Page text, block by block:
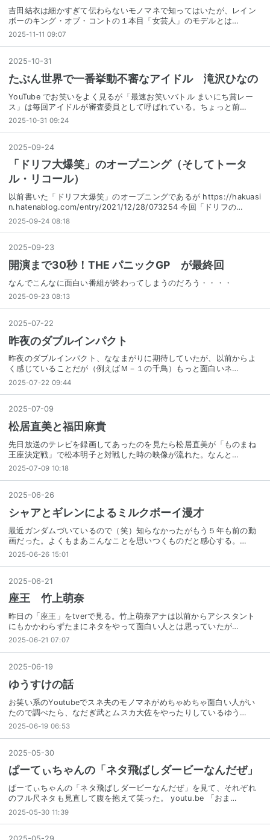
吉田結衣は細かすぎて伝わらないモノマネで知ってはいたが、レイン
ボーのキング・オブ・コントの１本目「女芸人」のモデルとは…
2025-11-11 09:07
2025-10-31
たぶん世界で一番挙動不審なアイドル 滝沢ひなの
YouTube でお笑いをよく見るが「最速お笑いバトル まいにち賞レー
ス」は毎回アイドルが審査委員として呼ばれている。ちょっと前…
2025-10-31 09:24
2025-09-24
「ドリフ大爆笑」のオープニング（そしてトータ
ル・リコール）
以前書いた「ドリフ大爆笑」のオープニングであるが https://hakuasi
n.hatenablog.com/entry/2021/12/28/073254 今回「ドリフの…
2025-09-24 08:18
2025-09-23
開演まで30秒！THE パニックGP が最終回
なんでこんなに面白い番組が終わってしまうのだろう・・・・
2025-09-23 08:13
2025-07-22
昨夜のダブルインパクト
昨夜のダブルインパクト、ななまがりに期待していたが、以前からよ
く感じていることだが（例えばＭ－１の千鳥）もっと面白いネ…
2025-07-22 09:44
2025-07-09
松居直美と福田麻貴
先日放送のテレビを録画してあったのを見たら松居直美が「ものまね
王座決定戦」で松本明子と対戦した時の映像が流れた。なんと…
2025-07-09 10:18
2025-06-26
シャアとギレンによるミルクボーイ漫才
最近ガンダムづいているので（笑）知らなかったがもう５年も前の動
画だった。よくもまあこんなことを思いつくものだと感心する。…
2025-06-26 15:01
2025-06-21
座王 竹上萌奈
昨日の「座王」をtverで見る。竹上萌奈アナは以前からアシスタント
にもかかわらずたまにネタをやって面白い人とは思っていたが…
2025-06-21 07:07
2025-06-19
ゆうすけの話
お笑い系のYoutubeでスネ夫のモノマネがめちゃめちゃ面白い人がい
たので調べたら、なだぎ武とムスカ大佐をやったりしているゆう…
2025-06-19 06:53
2025-05-30
ぱーてぃちゃんの「ネタ飛ばしダービーなんだぜ」
ぱーてぃちゃんの「ネタ飛ばしダービーなんだぜ」を見て、それぞれ
のフル尺ネタも見直して腹を抱えて笑った。 youtu.be 「おま…
2025-05-30 11:39